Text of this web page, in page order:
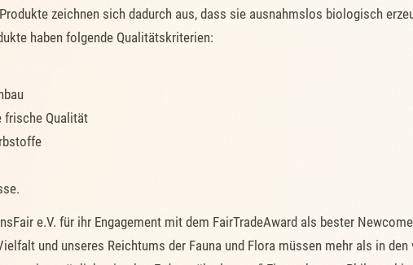
Produkte zeichnen sich dadurch aus, dass sie ausnahmslos biologisch
haben folgende Qualitätskriterien:
frische Qualität
e.V. für ihr Engagement mit dem FairTradeAward als bester
und unseres Reichtums der Fauna und Flora müssen mehr als in